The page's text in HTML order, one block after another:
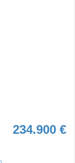
234.900 €